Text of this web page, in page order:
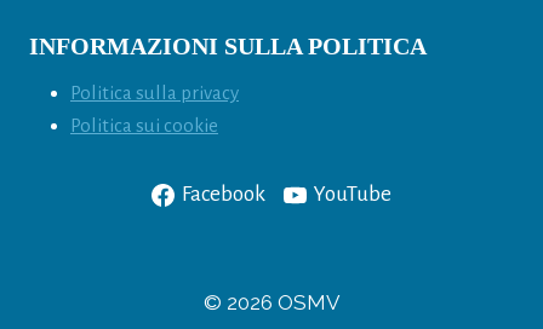
INFORMAZIONI SULLA POLITICA
Politica sulla privacy
Politica sui cookie
Facebook YouTube
© 2026 OSMV